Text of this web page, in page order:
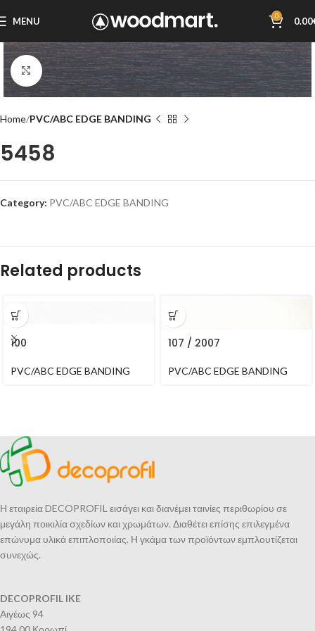
MENU 0 0.00
Click to enlarge
Home PVC/ABC EDGE BANDING
5458
Category: PVC/ABC EDGE BANDING
Related products
100
PVC/ABC EDGE BANDING
107 / 2007
PVC/ABC EDGE BANDING
Η εταιρεία DECOPROFIL εισάγει και διανέμει ταινίες περιθωρίου σε
μεγάλη ποικιλία σχεδίων και χρωμάτων. Διαθέτει επίσης επιλεγμένα
επώνυμα υλικά επιπλοποιίας. Η γκάμα των προϊόντων εμπλουτίζεται
συνεχώς.
DECOPROFIL IKE
Αιγέως 94